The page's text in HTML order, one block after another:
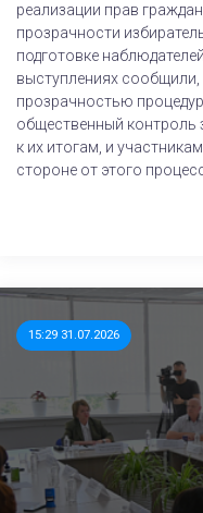
реализации прав
прозрачности
подготовке
выступлениях
прозрачностью
общественный контроль
к их итогам, и
стороне от этого
15:29 31.07.2026